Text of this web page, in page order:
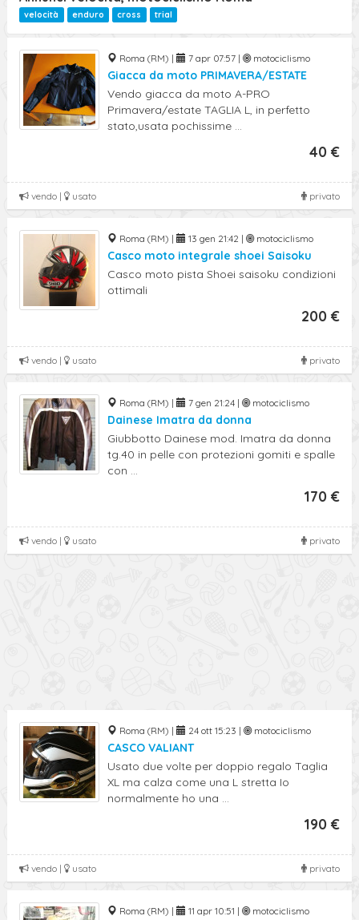
Ricerca Avanzata
velocità enduro cross trial
Roma (RM) | 7 apr 07:57 | motociclismo
Giacca da moto PRIMAVERA/ESTATE
Vendo giacca da moto A-PRO
Primavera/estate TAGLIA L, in perfetto
stato,usata pochissime ...
40 €
privato
vendo | usato
Roma (RM) | 13 gen 21:42 | motociclismo
Casco moto integrale shoei Saisoku
Casco moto pista Shoei saisoku condizioni
ottimali
200 €
privato
vendo | usato
Roma (RM) | 7 gen 21:24 | motociclismo
Dainese Imatra da donna
Giubbotto Dainese mod. Imatra da donna
tg.40 in pelle con protezioni gomiti e spalle
con ...
170 €
privato
vendo | usato
Roma (RM) | 24 ott 15:23 | motociclismo
CASCO VALIANT
Usato due volte per doppio regalo Taglia
XL ma calza come una L stretta Io
normalmente ho una ...
190 €
privato
vendo | usato
Roma (RM) | 11 apr 10:51 | motociclismo